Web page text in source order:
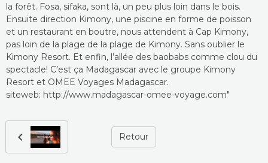
la forêt. Fosa, sifaka, sont là, un peu plus loin dans le bois.
Ensuite direction Kimony, une piscine en forme de poisson
et un restaurant en boutre, nous attendent à Cap Kimony,
pas loin de la plage de la plage de Kimony. Sans oublier le
Kimony Resort. Et enfin, l’allée des baobabs comme clou du
spectacle! C’est ça Madagascar avec le groupe Kimony
Resort et OMEE Voyages Madagascar.
siteweb: http://www.madagascar-omee-voyage.com"
Retour